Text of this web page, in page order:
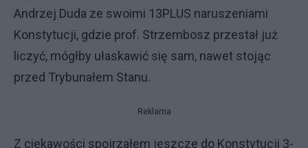
Andrzej Duda ze swoimi 13PLUS naruszeniami
Konstytucji, gdzie prof. Strzembosz przestał już
liczyć, mógłby ułaskawić się sam, nawet stojąc
przed Trybunałem Stanu.
Reklama
Z ciekawości spojrzałem jeszcze do Konstytucji 3-